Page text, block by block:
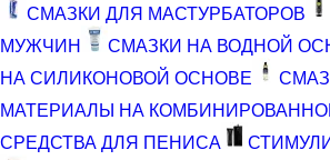
СМАЗКИ ДЛЯ МАСТУРБАТОРОВ
МУЖЧИН
СМАЗКИ НА ВОДНОЙ
НА СИЛИКОНОВОЙ ОСНОВЕ
МАТЕРИАЛЫ НА
СРЕДСТВА ДЛЯ ПЕНИСА